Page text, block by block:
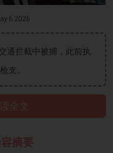
6 2026
通拦截中被捕，此前执
支。
全文
摘要